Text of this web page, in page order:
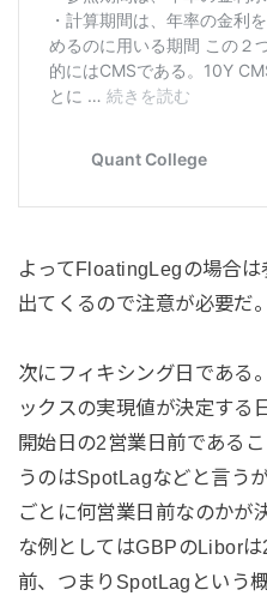
よってFloatingLegの場合
出てくるので注意が必要だ。
次にフィキシング日である
ックスの実現値が決定する
開始日の2営業日前である
うのはSpotLagなどと言う
ごとに何営業日前なのかが
な例としてはGBPのLibor
前、つまりSpotLagという